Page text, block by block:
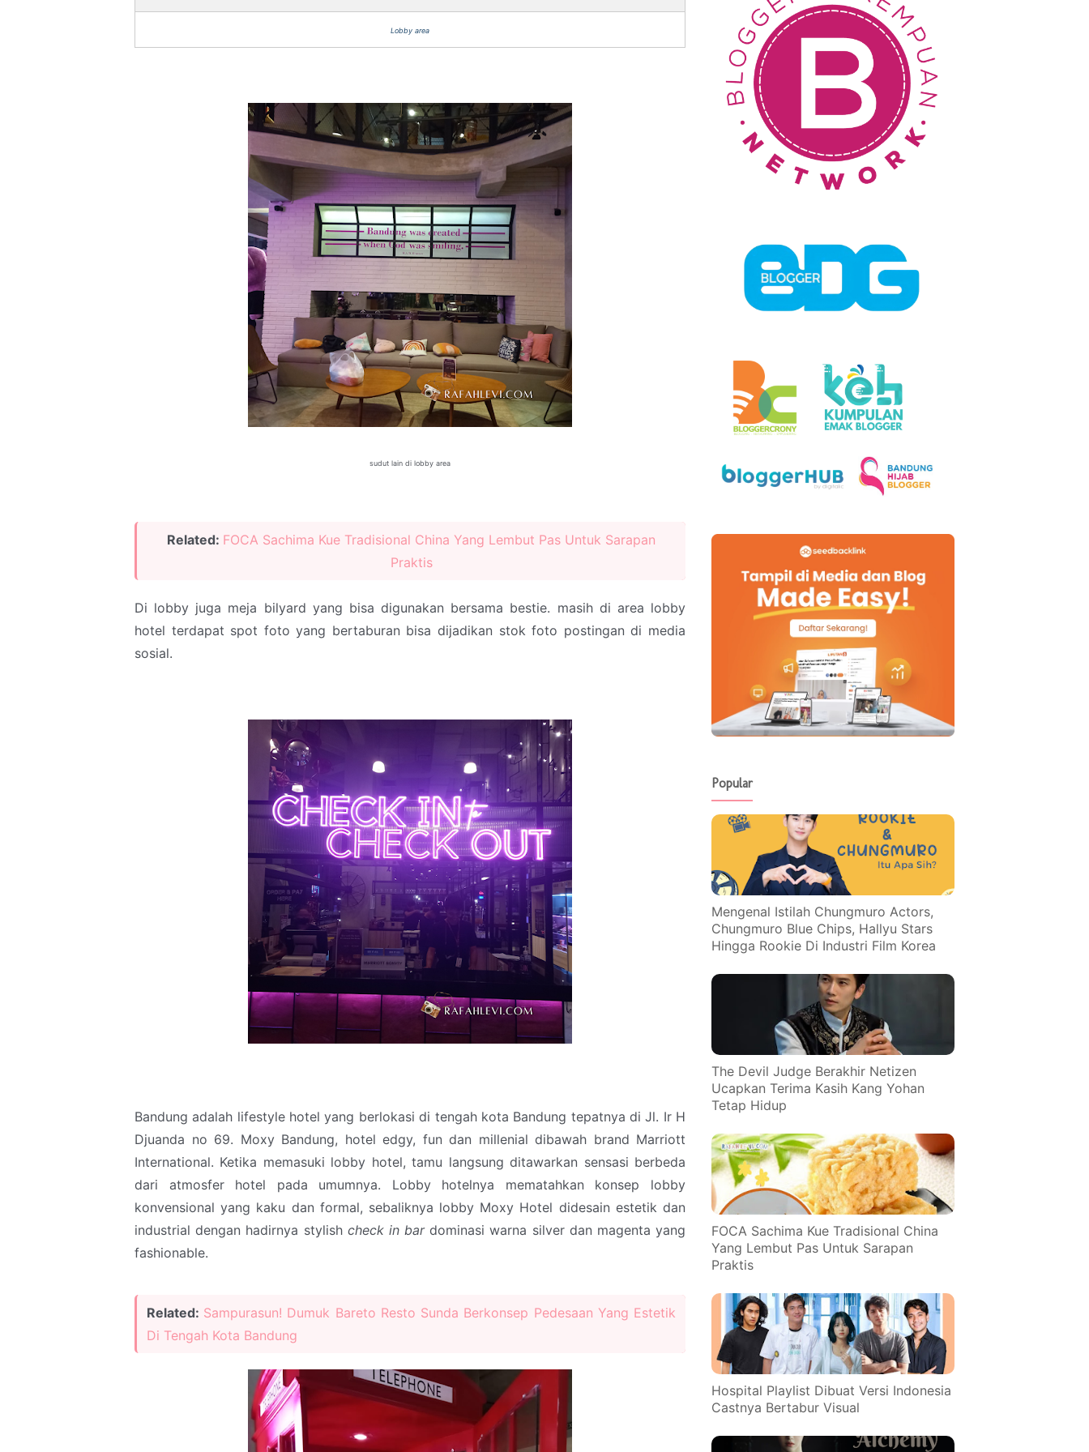
Lobby area
sudut lain di lobby area
Related: FOCA Sachima Kue Tradisional China Yang Lembut Pas Untuk Sarapan
Praktis
Di lobby juga meja bilyard yang bisa digunakan bersama bestie. masih di area lobby
hotel terdapat spot foto yang bertaburan bisa dijadikan stok foto postingan di media
sosial.
Bandung adalah lifestyle hotel yang berlokasi di tengah kota Bandung tepatnya di Jl. Ir H
Djuanda no 69. Moxy Bandung, hotel edgy, fun dan millenial dibawah brand Marriott
International. Ketika memasuki lobby hotel, tamu langsung ditawarkan sensasi berbeda
dari atmosfer hotel pada umumnya. Lobby hotelnya mematahkan konsep lobby
konvensional yang kaku dan formal, sebaliknya lobby Moxy Hotel didesain estetik dan
industrial dengan hadirnya stylish check in bardominasi warna silver dan magenta yang
fashionable.
Related: Sampurasun! Dumuk Bareto Resto Sunda Berkonsep Pedesaan Yang Estetik
Di Tengah Kota Bandung
Popular
Mengenal Istilah Chungmuro Actors,
Chungmuro Blue Chips, Hallyu Stars
Hingga Rookie Di Industri Film Korea
The Devil Judge Berakhir Netizen
Ucapkan Terima Kasih Kang Yohan
Tetap Hidup
FOCA Sachima Kue Tradisional China
Yang Lembut Pas Untuk Sarapan
Praktis
Hospital Playlist Dibuat Versi Indonesia
Castnya Bertabur Visual